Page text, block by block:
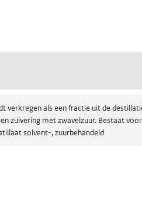
als een fractie uit de
zuivering met zwavelzuur. Bestaat
solvent-, zuurbehandeld